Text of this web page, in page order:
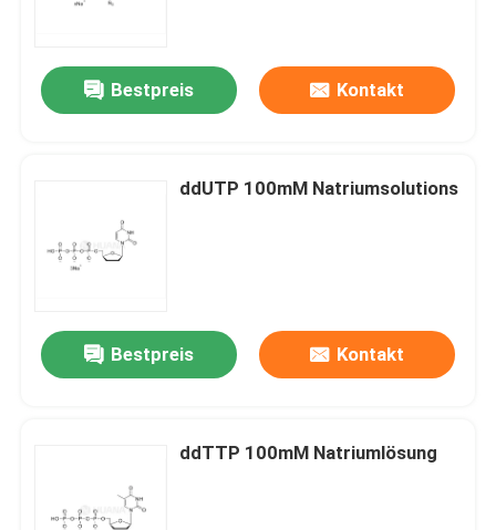
Über uns
Qualitätskontrolle
Nachrichten
Phosphoramiditen
Bestpreis Kontakt
ddUTP 100mM Natriumsolutions
Bestpreis Kontakt
ddTTP 100mM Natriumlösung